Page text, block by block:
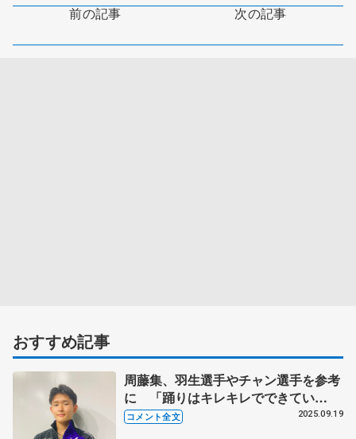
前の記事 次の記事
おすすめ記事
周藤集、羽生選手やチャン選手を参考
に 「踊りはキレキレでできてい
た」 【東京選手権ジュニア男子
コメント全文 2025.09.19